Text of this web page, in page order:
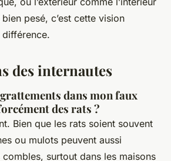
pesé, c’est cette vision
des internautes
dans mon faux
des rats ?
Bien que les rats soient souvent
ou mulots peuvent aussi
combles, surtout dans les maisons